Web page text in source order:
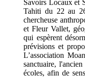
Savoirs Locaux et
Tahiti du 22 au
chercheuse
et Fleur Vallet,
qui espèrent
prévisions et
L’association
sanctuaire,
écoles, afin de